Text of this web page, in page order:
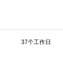
37个工作日